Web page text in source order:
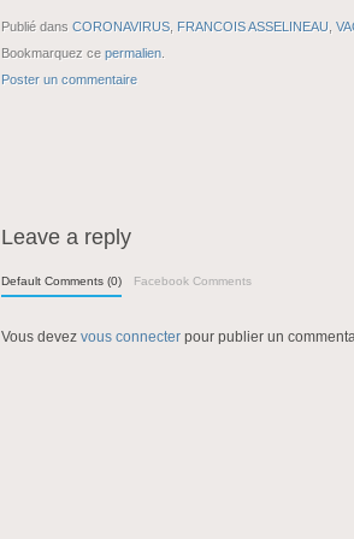
Publié dans CORONAVIRUS FRANCOIS ASSELINEAU
Bookmarquez ce permalien
Poster un commentaire
Leave a reply
Default Comments (0) Facebook Comments
Vous devez vous connecter pour publier un